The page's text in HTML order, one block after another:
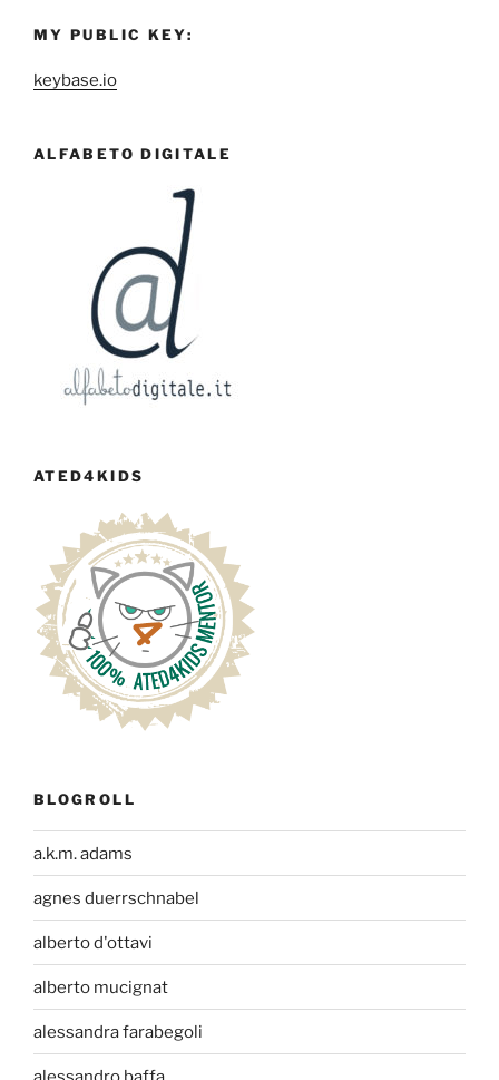
MY PUBLIC KEY:
keybase.io
ALFABETO DIGITALE
ATED4KIDS
BLOGROLL
a.k.m. adams
agnes duerrschnabel
alberto d'ottavi
alberto mucignat
alessandra farabegoli